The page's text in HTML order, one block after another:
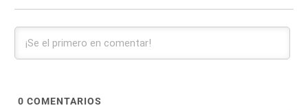
0 COMENTARIOS